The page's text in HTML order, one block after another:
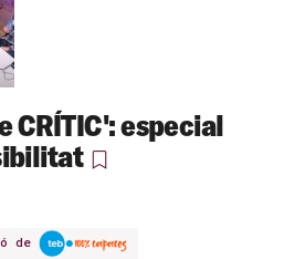
CRÍTIC': especial
de